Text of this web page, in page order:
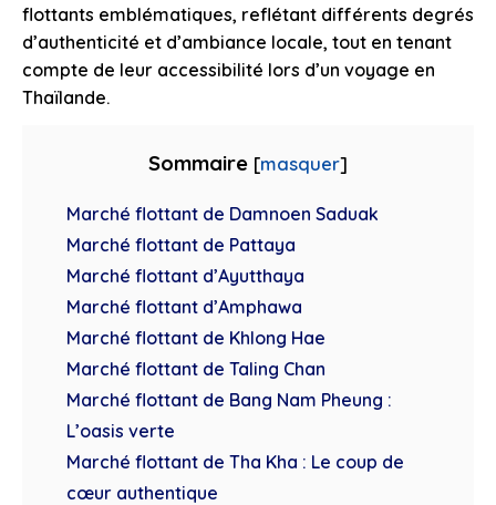
flottants emblématiques, reflétant différents degrés
d’authenticité et d’ambiance locale, tout en tenant
compte de leur accessibilité lors d’un voyage en
Thaïlande.
Sommaire [masquer]
Marché flottant de Damnoen Saduak
Marché flottant de Pattaya
Marché flottant d’Ayutthaya
Marché flottant d’Amphawa
Marché flottant de Khlong Hae
Marché flottant de Taling Chan
Marché flottant de Bang Nam Pheung :
L’oasis verte
Marché flottant de Tha Kha : Le coup de
cœur authentique